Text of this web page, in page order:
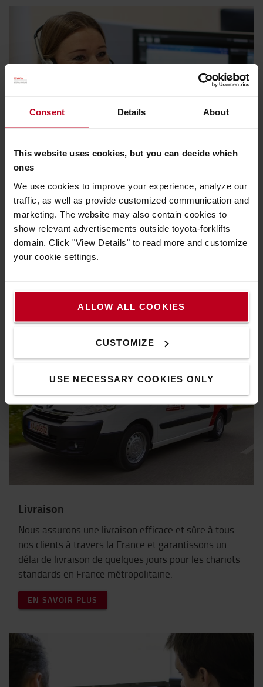
Consent Details About
This website uses cookies, but you can decide which
ones
We use cookies to improve your experience, analyze our
traffic, as well as provide customized communication and
marketing. The website may also contain cookies to
show relevant advertisements outside toyota-forklifts
domain. Click "View Details" to read more and customize
your cookie settings.
ALLOW ALL COOKIES
CUSTOMIZE
USE NECESSARY COOKIES ONLY
Vous êtes client et vous avez besoin
d'information ?
Pour nous contacter, rien de plus facile ! Vous pouvez
nous joindre par email ou par téléphone du lundi au
vendredi de 8h à 18h au
Livraison
Nous assurons une livraison efficace et sûre à tous
nos clients à travers la France et garantissons un
délai de livraison de quelques jours pour les chariots
standards en France métropolitaine.
EN SAVOIR PLUS